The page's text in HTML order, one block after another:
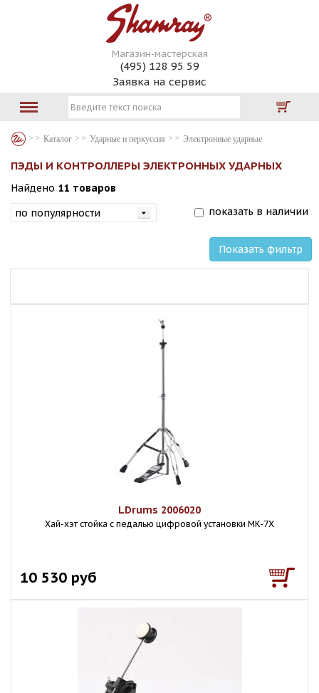
Магазин-мастерская
(495) 128 95 59
Заявка на сервис
Каталог Ударные и перкуссия Электронные ударные
ПЭДЫ И КОНТРОЛЛЕРЫ ЭЛЕКТРОННЫХ УДАРНЫХ
Найдено 11 товаров
показать в наличии
Показать фильтр
LDrums 2006020
Хай-хэт стойка с педалью цифровой установки MK-7X
10 530 руб